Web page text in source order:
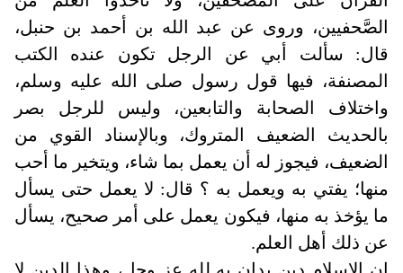
الصَّحفيين، وروى عن عبد الله بن أحمد بن حنبل،
قال: سألت أبي عن الرجل تكون عنده الكتب
المصنفة، فيها قول رسول صلى الله عليه وسلم،
واختلاف الصحابة والتابعين، وليس للرجل بصر
بالحديث الضعيف المتروك، وبالإسناد القوي من
الضعيف، فيجوز له أن يعمل بما شاء، ويتخير ما أحب
منها؛ يفتي به ويعمل به ؟ قال: لا يعمل حتى يسأل
ما يؤخذ به منها، فيكون يعمل على أمر صحيح، يسأل
عن ذلك أهل العلم.